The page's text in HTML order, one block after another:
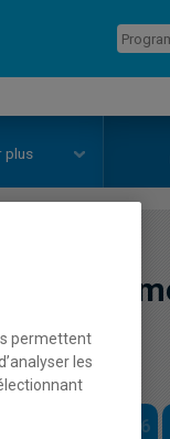
plus
- Automne 2026
permettent
les